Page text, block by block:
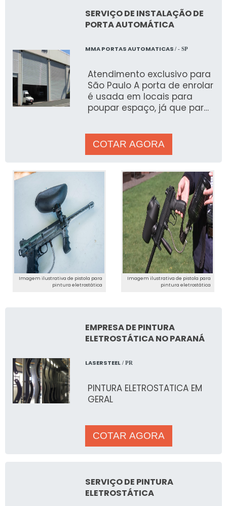
SERVIÇO DE INSTALAÇÃO DE
PORTA AUTOMÁTICA
MMA PORTAS AUTOMATICAS / - SP
Atendimento exclusivo para
São Paulo A porta de enrolar
é usada em locais para
poupar espaço, já que para
COTAR AGORA
Imagem ilustrativa de pistola para
pintura eletrostática
Imagem ilustrativa de pistola para
pintura eletrostática
EMPRESA DE PINTURA
ELETROSTÁTICA NO PARANÁ
LASERSTEEL/ PR
PINTURA ELETROSTATICA EM
GERAL
COTAR AGORA
SERVIÇO DE PINTURA
ELETROSTÁTICA